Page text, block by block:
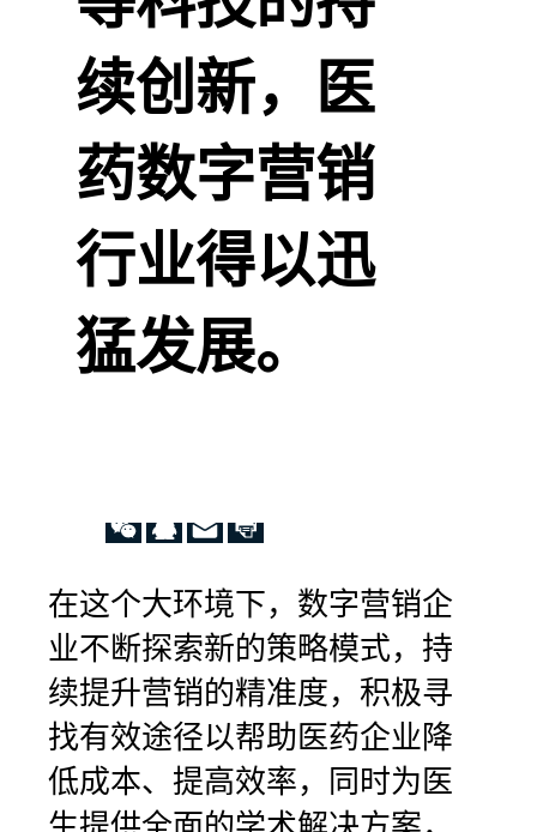
续创新，医
药数字营销
行业得以迅
猛发展。
在这个大环境下，数字营销企
业不断探索新的策略模式，持
续提升营销的精准度，积极寻
找有效途径以帮助医药企业降
低成本、提高效率，同时为医